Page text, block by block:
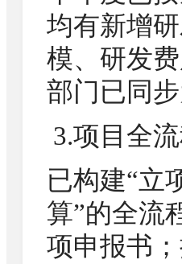
均有新增
模、研发
部门已同
3.项目全
已构建“
算”的全流
项申报书